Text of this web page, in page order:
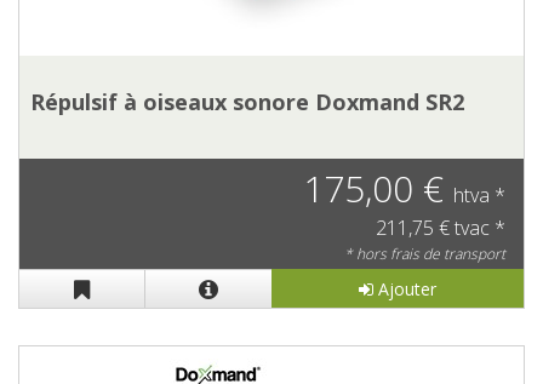
Répulsif à oiseaux sonore Doxmand SR2
175,00 € htva *
211,75 € tvac *
* hors frais de transport
Ajouter